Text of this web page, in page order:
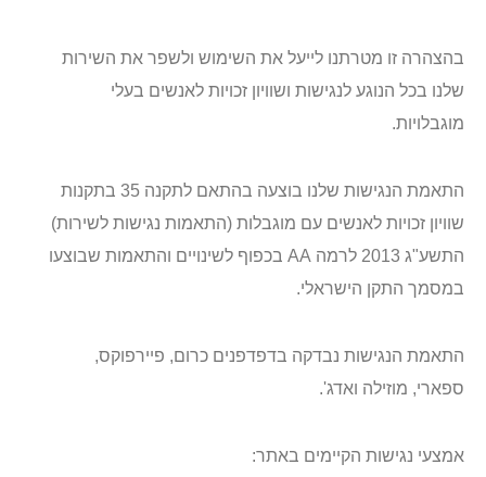
בהצהרה זו מטרתנו לייעל את השימוש ולשפר את השירות
שלנו בכל הנוגע לנגישות ושוויון זכויות לאנשים בעלי
מוגבלויות.
התאמת הנגישות שלנו בוצעה בהתאם לתקנה 35 בתקנות
שוויון זכויות לאנשים עם מוגבלות (התאמות נגישות לשירות)
התשע"ג 2013 לרמה AA בכפוף לשינויים והתאמות שבוצעו
במסמך התקן הישראלי.
התאמת הנגישות נבדקה בדפדפנים כרום, פיירפוקס,
ספארי, מוזילה ואדג'.
אמצעי נגישות הקיימים באתר: